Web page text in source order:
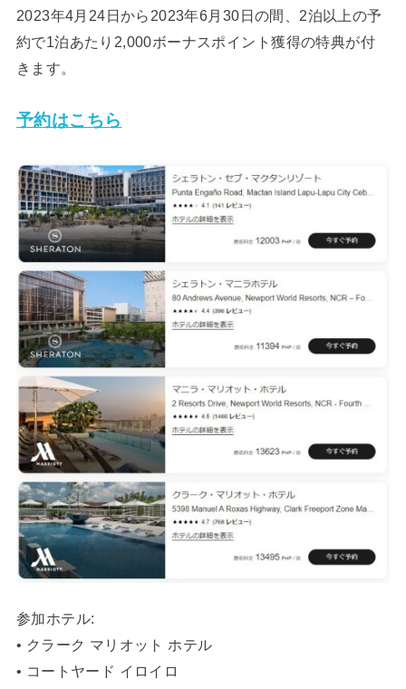
2023年4月24日から2023年6月30日の間、2泊以上の予
約で1泊あたり2,000ボーナスポイント獲得の特典が付
きます。
予約はこちら
参加ホテル:
• クラーク マリオット ホテル
• コートヤード イロイロ